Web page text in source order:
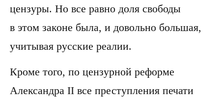
цензуры. Но все равно доля свободы
в этом законе была, и довольно большая,
учитывая русские реалии.
Кроме того, по цензурной реформе
Александра II все преступления печати